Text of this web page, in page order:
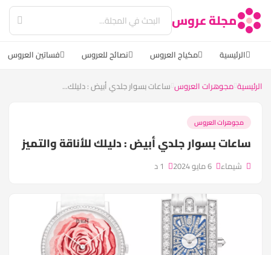
مجلة عروس
الرئيسية مكياج العروس نصائح للعروس فساتين العروس
الرئيسية مجوهرات العروس ساعات بسوار جلدي أبيض : دليلك...
مجوهرات العروس
ساعات بسوار جلدي أبيض : دليلك للأناقة والتميز
شيماء